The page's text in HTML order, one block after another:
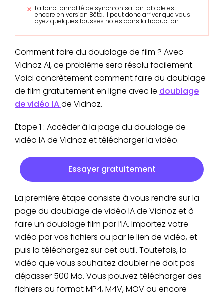
La fonctionnalité de synchronisation labiale est
encore en version Bêta. Il peut donc arriver que vous
ayez quelques fausses notes dans la traduction.
Comment faire du doublage de film ? Avec
Vidnoz AI, ce problème sera résolu facilement.
Voici concrètement comment faire du doublage
de film gratuitement en ligne avec le doublage
de vidéo IAde Vidnoz.
Étape 1 : Accéder à la page du doublage de
vidéo IA de Vidnoz et télécharger la vidéo.
Essayer gratuitement
La première étape consiste à vous rendre sur la
page du doublage de vidéo IA de Vidnoz et à
faire un doublage film par l’IA. Importez votre
vidéo par vos fichiers ou par le lien de vidéo, et
puis la téléchargez sur cet outil. Toutefois, la
vidéo que vous souhaitez doubler ne doit pas
dépasser 500 Mo. Vous pouvez télécharger des
fichiers au format MP4, M4V, MOV ou encore